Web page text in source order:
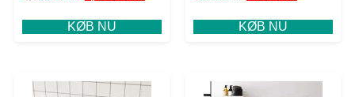
naturfarvet
KØB NU KØB NU